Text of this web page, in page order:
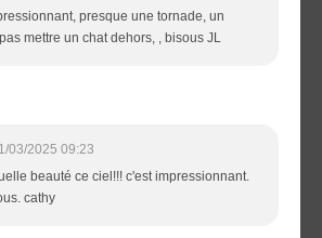
presque une tornade, un
mettre un chat dehors, , bisous JL
03/2025 09:23
beauté ce ciel!!! c'est impressionnant.
cathy